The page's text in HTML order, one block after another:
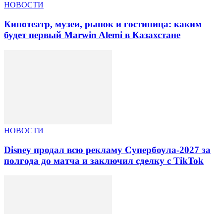
НОВОСТИ
Кинотеатр, музеи, рынок и гостиница: каким
будет первый Marwin Alemi в Казахстане
НОВОСТИ
Disney продал всю рекламу Супербоула-2027 за
полгода до матча и заключил сделку с TikTok